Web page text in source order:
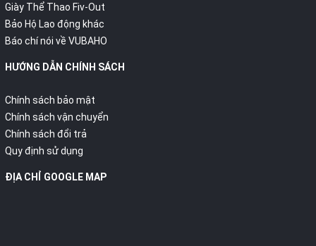
Giày Thể Thao Fiv-Out
Bảo Hộ Lao động khác
Báo chí nói về VUBAHO
HƯỚNG DẪN CHÍNH SÁCH
Chính sách bảo mật
Chính sách vận chuyển
Chính sách đổi trả
Quy định sử dụng
ĐỊA CHỈ GOOGLE MAP